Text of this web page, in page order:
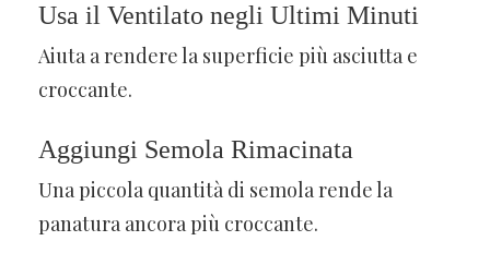
Usa il Ventilato negli Ultimi Minuti
Aiuta a rendere la superficie più asciutta e
croccante.
Aggiungi Semola Rimacinata
Una piccola quantità di semola rende la
panatura ancora più croccante.